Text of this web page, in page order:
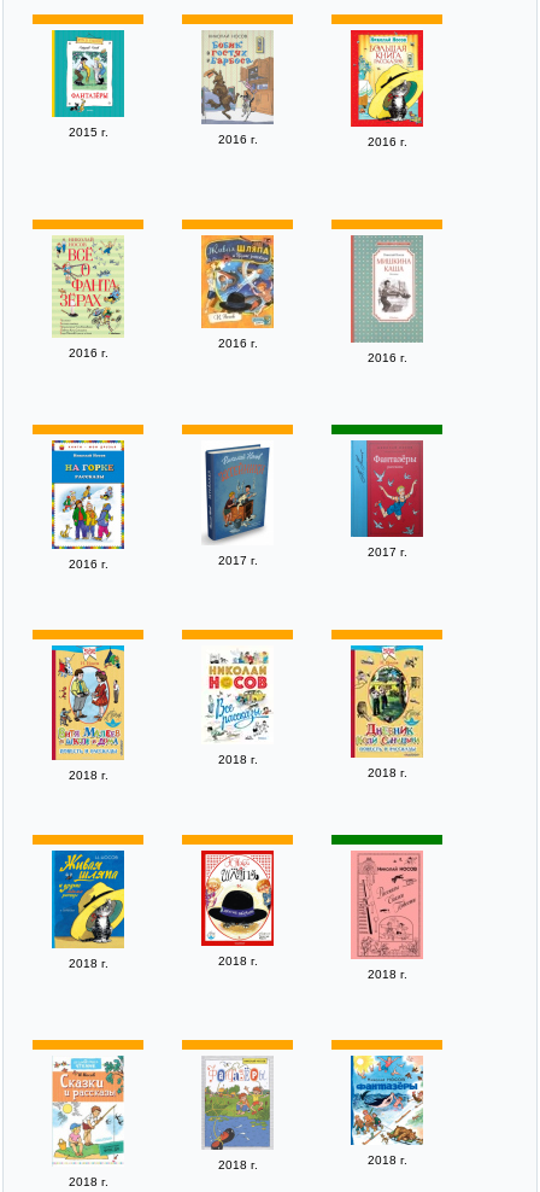
2015 г.
2016 г. 2016 г.
2016 г.
2016 г.
2016 г.
2016 г. 2017 г.
2017 г.
2018 г.
2018 г.
2018 г.
2018 г.
2018 г.
2018 г.
2018 г.
2018 г. 2018 г.